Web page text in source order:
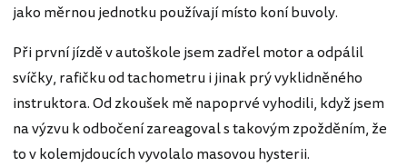
jako měrnou jednotku používají místo koní buvoly.
Při první jízdě v autoškole jsem zadřel motor a odpálil
svíčky, rafičku od tachometru i jinak prý vyklidněného
instruktora. Od zkoušek mě napoprvé vyhodili, když jsem
na výzvu k odbočení zareagoval s takovým zpožděním, že
to v kolemjdoucích vyvolalo masovou hysterii.